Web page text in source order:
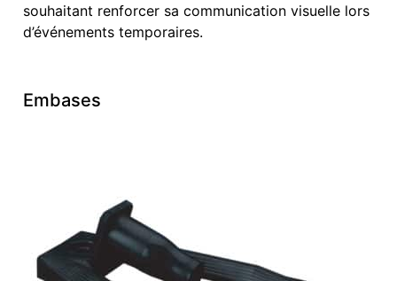
souhaitant renforcer sa communication visuelle lors
d’événements temporaires.
Embases